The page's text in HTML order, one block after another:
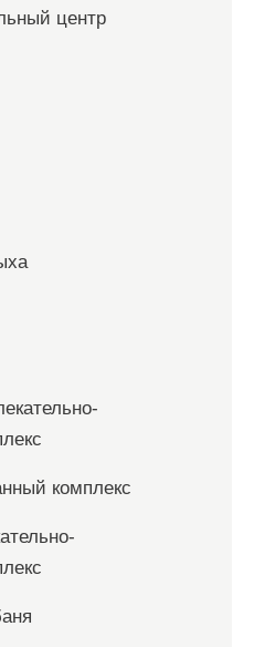
центр
комплекс